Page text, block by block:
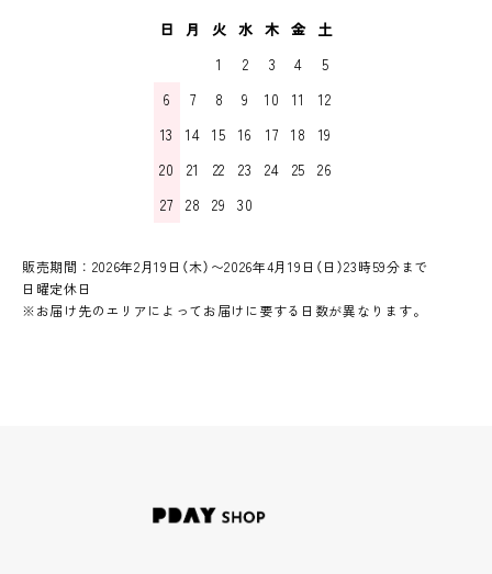
日 月 火 水 木 金 土
1
2 3 4
5
6
7 8 9 10 11
12
13
14 15 16 17 18
19
20
21 22 23 24 25
26
27
28 29 30
販売期間：2026年2月19日（木）〜2026年4月19日（日）23時59分まで
日曜定休日
※お届け先のエリアによってお届けに要する日数が異なります。